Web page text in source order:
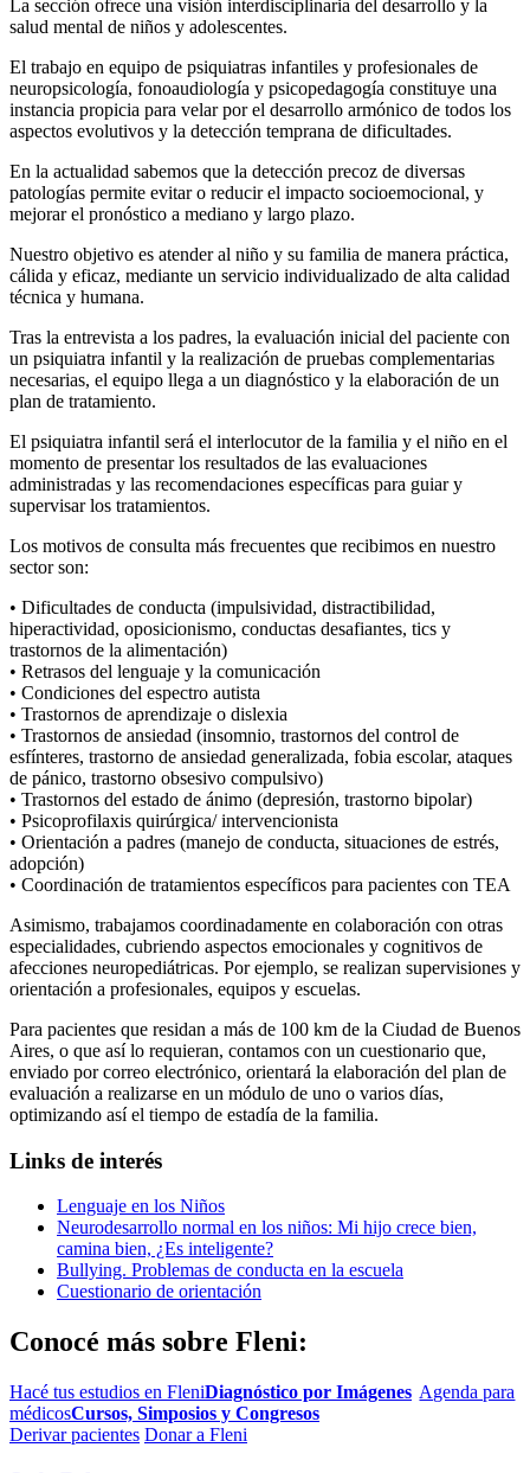
La sección ofrece una visión interdisciplinaria del desarrollo y la
salud mental de niños y adolescentes.
El trabajo en equipo de psiquiatras infantiles y profesionales de
neuropsicología, fonoaudiología y psicopedagogía constituye una
instancia propicia para velar por el desarrollo armónico de todos los
aspectos evolutivos y la detección temprana de dificultades.
En la actualidad sabemos que la detección precoz de diversas
patologías permite evitar o reducir el impacto socioemocional, y
mejorar el pronóstico a mediano y largo plazo.
Nuestro objetivo es atender al niño y su familia de manera práctica,
cálida y eficaz, mediante un servicio individualizado de alta calidad
técnica y humana.
Tras la entrevista a los padres, la evaluación inicial del paciente con
un psiquiatra infantil y la realización de pruebas complementarias
necesarias, el equipo llega a un diagnóstico y la elaboración de un
plan de tratamiento.
El psiquiatra infantil será el interlocutor de la familia y el niño en el
momento de presentar los resultados de las evaluaciones
administradas y las recomendaciones específicas para guiar y
supervisar los tratamientos.
Los motivos de consulta más frecuentes que recibimos en nuestro
sector son:
• Dificultades de conducta (impulsividad, distractibilidad,
hiperactividad, oposicionismo, conductas desafiantes, tics y
trastornos de la alimentación)
• Retrasos del lenguaje y la comunicación
• Condiciones del espectro autista
• Trastornos de aprendizaje o dislexia
• Trastornos de ansiedad (insomnio, trastornos del control de
esfínteres, trastorno de ansiedad generalizada, fobia escolar, ataques
de pánico, trastorno obsesivo compulsivo)
• Trastornos del estado de ánimo (depresión, trastorno bipolar)
• Psicoprofilaxis quirúrgica/ intervencionista
• Orientación a padres (manejo de conducta, situaciones de estrés,
adopción)
• Coordinación de tratamientos específicos para pacientes con TEA
Asimismo, trabajamos coordinadamente en colaboración con otras
especialidades, cubriendo aspectos emocionales y cognitivos de
afecciones neuropediátricas. Por ejemplo, se realizan supervisiones y
orientación a profesionales, equipos y escuelas.
Para pacientes que residan a más de 100 km de la Ciudad de Buenos
Aires, o que así lo requieran, contamos con un cuestionario que,
enviado por correo electrónico, orientará la elaboración del plan de
evaluación a realizarse en un módulo de uno o varios días,
optimizando así el tiempo de estadía de la familia.
Links de interés
Lenguaje en los Niños
Neurodesarrollo normal en los niños: Mi hijo crece bien,
camina bien, ¿Es inteligente?
Bullying. Problemas de conducta en la escuela
Cuestionario de orientación
Conocé más sobre Fleni:
Hacé tus estudios en FleniDiagnóstico por Imágenes Agenda para
médicosCursos, Simposios y Congresos
Derivar pacientes Donar a Fleni